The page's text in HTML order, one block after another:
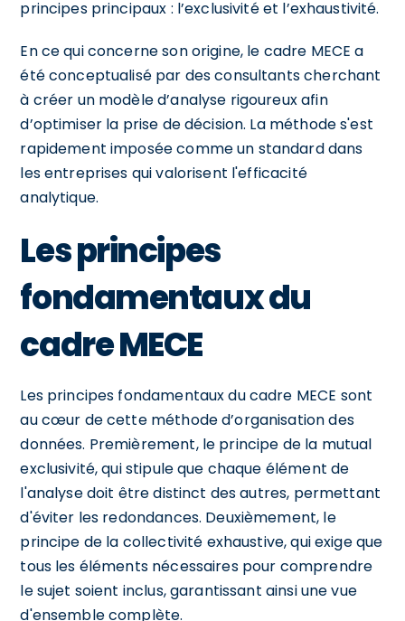
principes principaux : l’exclusivité et l’exhaustivité.
En ce qui concerne son origine, le cadre MECE a
été conceptualisé par des consultants cherchant
à créer un modèle d’analyse rigoureux afin
d’optimiser la prise de décision. La méthode s'est
rapidement imposée comme un standard dans
les entreprises qui valorisent l'efficacité
analytique.
Les principes
fondamentaux du
cadre MECE
Les principes fondamentaux du cadre MECE sont
au cœur de cette méthode d’organisation des
données. Premièrement, le principe de la mutual
exclusivité, qui stipule que chaque élément de
l'analyse doit être distinct des autres, permettant
d'éviter les redondances. Deuxièmement, le
principe de la collectivité exhaustive, qui exige que
tous les éléments nécessaires pour comprendre
le sujet soient inclus, garantissant ainsi une vue
d'ensemble complète.